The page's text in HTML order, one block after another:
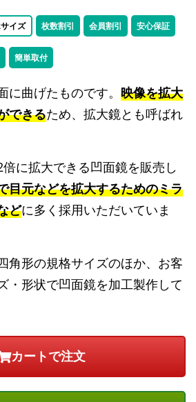
イズ 枚数割引 会員割引 安心保証
簡単取付
曲げたものです。 映像を拡大
できるため、拡大鏡とも呼ばれ
に拡大できる凹面鏡を販売し
目元などを拡大するためのミラ
どに多く採用いただいていま
角形の規格サイズのほか、お客
・形状で凹面鏡を加工製作して